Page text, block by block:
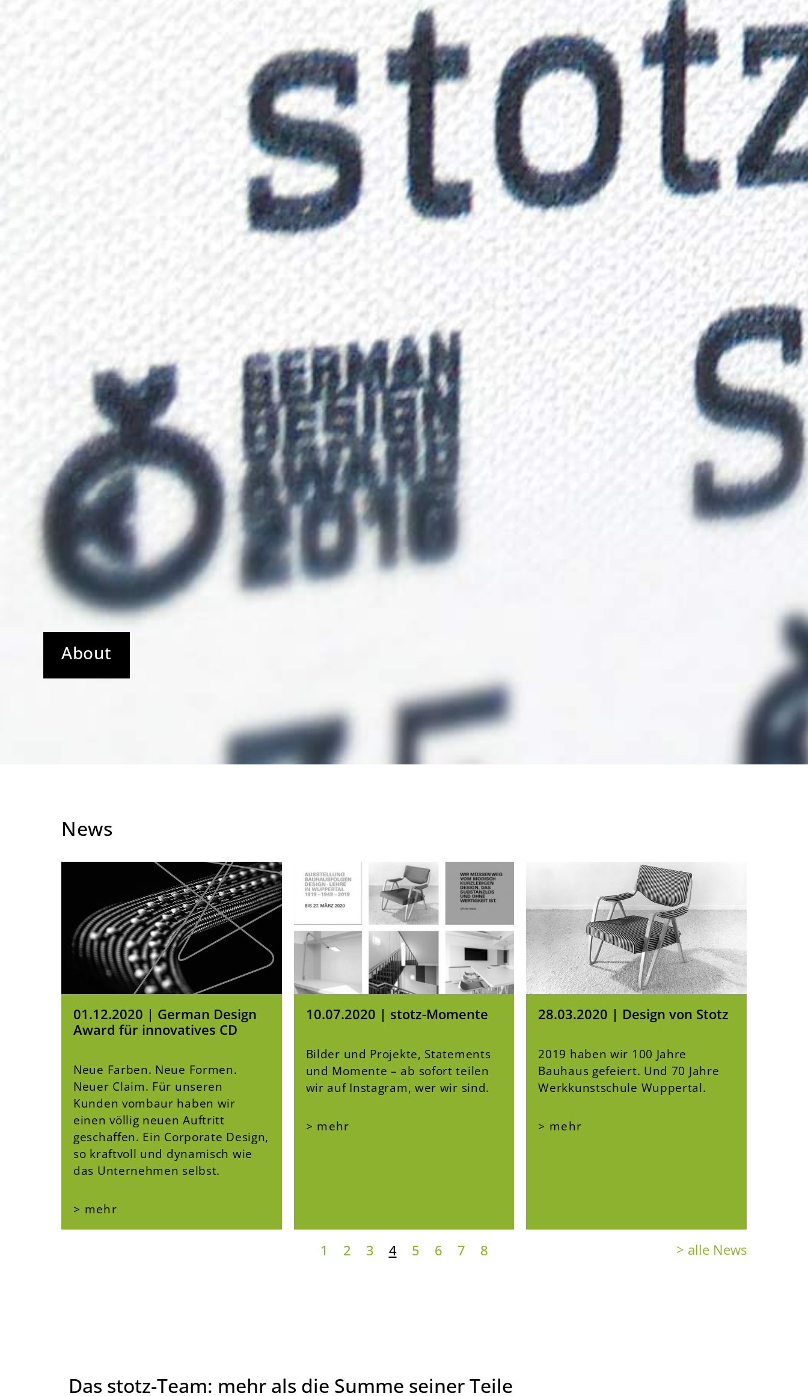
About
News
01.12.2020 | German Design
Award für innovatives CD
Neue Farben. Neue Formen.
Neuer Claim. Für unseren
Kunden vombaur haben wir
einen völlig neuen Auftritt
geschaffen. Ein Corporate Design,
so kraftvoll und dynamisch wie
das Unternehmen selbst.
> mehr
10.07.2020 | stotz-Momente
Bilder und Projekte, Statements
und Momente – ab sofort teilen
wir auf Instagram, wer wir sind.
> mehr
28.03.2020 | Design von Stotz
2019 haben wir 100 Jahre
Bauhaus gefeiert. Und 70 Jahre
Werkkunstschule Wuppertal.
> mehr
1 2 3 4 5 6 7 8 > alle News
Das stotz-Team: mehr als die Summe seiner Teile